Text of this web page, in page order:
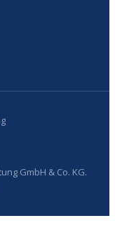
GmbH & Co. KG.